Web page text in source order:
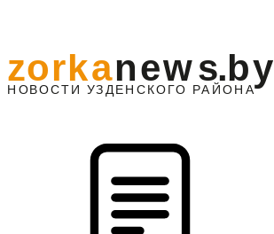
НО ВОСТИ УЗДЕНС КО ГО РАЙОНА
zorkanews.by